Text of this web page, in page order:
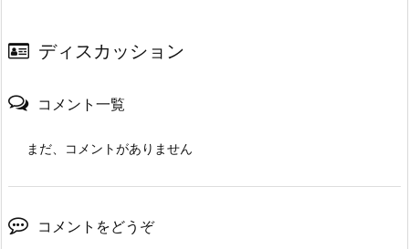
ディスカッション
コメント一覧
まだ、コメントがありません
コメントをどうぞ